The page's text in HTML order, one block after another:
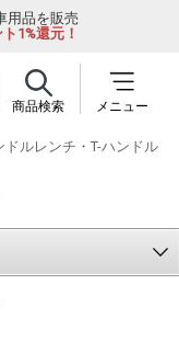
用品を販売
1%還元！
商品検索 メニュー
ドルレンチ・T-ハンドル